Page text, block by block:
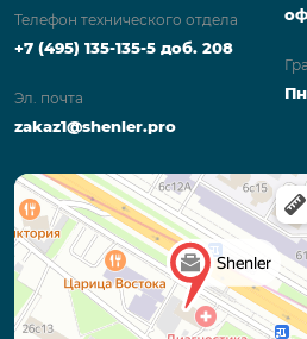
Телефон технического отдела
+7 (495) 135-135-5 доб. 208
Эл. почта
zakaz1@shenler.pro